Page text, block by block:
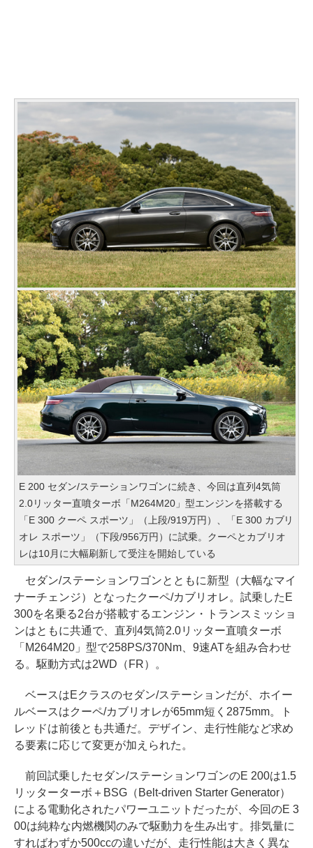
E 200 セダン/ステーションワゴンに続き、今回は直列4気筒
2.0リッター直噴ターボ「M264M20」型エンジンを搭載する
「E 300 クーペ スポーツ」（上段/919万円）、「E 300 カブリ
オレ スポーツ」（下段/956万円）に試乗。クーペとカブリオ
レは10月に大幅刷新して受注を開始している
セダン/ステーションワゴンとともに新型（大幅なマイ
ナーチェンジ）となったクーペ/カブリオレ。試乗したE
300を名乗る2台が搭載するエンジン・トランスミッショ
ンはともに共通で、直列4気筒2.0リッター直噴ターボ
「M264M20」型で258PS/370Nm、9速ATを組み合わせ
る。駆動方式は2WD（FR）。
ベースはEクラスのセダン/ステーションだが、ホイー
ルベースはクーペ/カブリオレが65mm短く2875mm。ト
レッドは前後とも共通だ。デザイン、走行性能など求め
る要素に応じて変更が加えられた。
前回試乗したセダン/ステーションワゴンのE 200は1.5
リッターターボ＋BSG（Belt-driven Starter Generator）
による電動化されたパワーユニットだったが、今回のE 3
00は純粋な内燃機関のみで駆動力を生み出す。排気量に
すればわずか500ccの違いだが、走行性能は大きく異な